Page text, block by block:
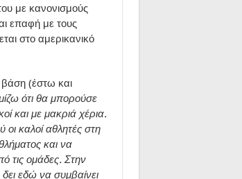
με κανονισμούς
επαφή με τους
στο αμερικανικό
βάση (έστω και
ότι θα μπορούσε
και με μακριά χέρια.
καλοί αθλητές στη
και να
τις ομάδες. Στην
εδώ να συμβαίνει